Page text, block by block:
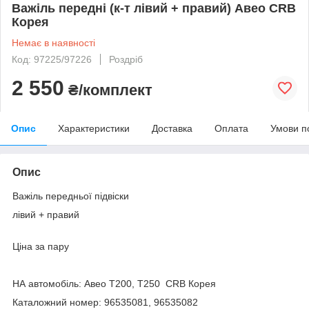
Важіль передні (к-т лівий + правий) Авео CRB
Корея
Немає в наявності
Код: 97225/97226
Роздріб
2 550 ₴/комплект
Опис Характеристики Доставка Оплата Умови
Опис
Важіль передньої підвіски
лівий + правий
Ціна за пару
НА автомобіль: Авео Т200, Т250 CRB Корея
Каталожний номер: 96535081, 96535082